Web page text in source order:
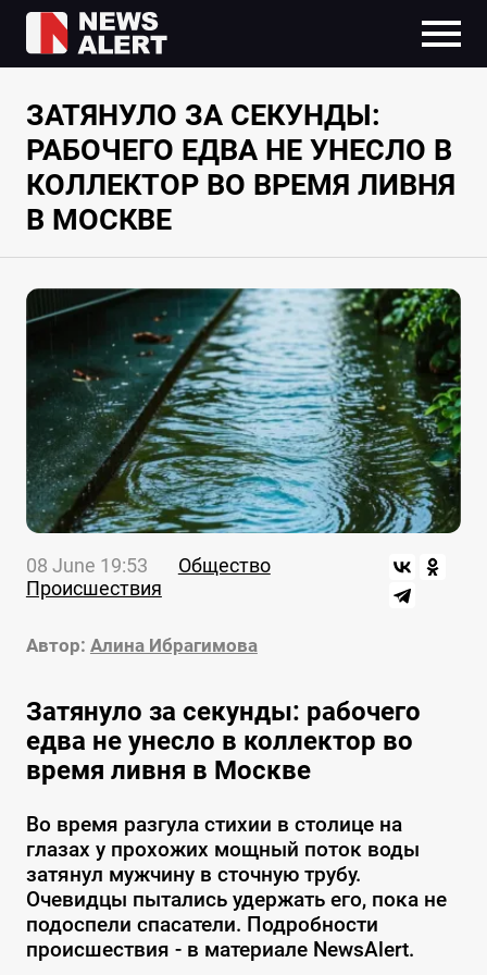
ЗАТЯНУЛО ЗА СЕКУНДЫ:
РАБОЧЕГО ЕДВА НЕ УНЕСЛО В
КОЛЛЕКТОР ВО ВРЕМЯ ЛИВНЯ
В МОСКВЕ
08 June 19:53
Общество
Происшествия
Автор: Алина Ибрагимова
Затянуло за секунды: рабочего
едва не унесло в коллектор во
время ливня в Москве
Во время разгула стихии в столице на
глазах у прохожих мощный поток воды
затянул мужчину в сточную трубу.
Очевидцы пытались удержать его, пока не
подоспели спасатели. Подробности
происшествия - в материале NewsAlert.